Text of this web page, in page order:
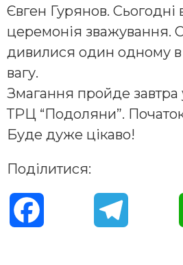
Євген Гурянов. Сьогодні
церемонія зважування.
дивилися один одному в
вагу.
Змагання пройде завтра
ТРЦ “Подоляни”. Початок
Буде дуже цікаво!
Поділитися: